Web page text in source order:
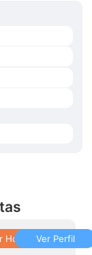
Hora Ver Perfil